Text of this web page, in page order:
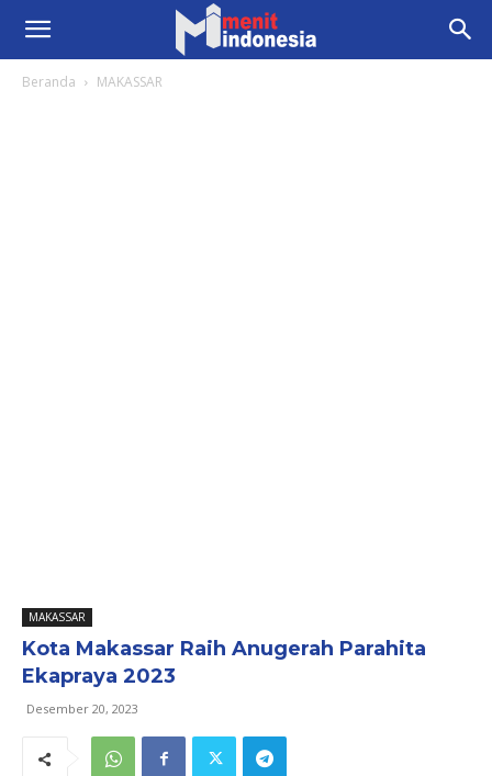
Beranda MAKASSAR
MAKASSAR
Kota Makassar Raih Anugerah Parahita
Ekapraya 2023
Desember 20, 2023